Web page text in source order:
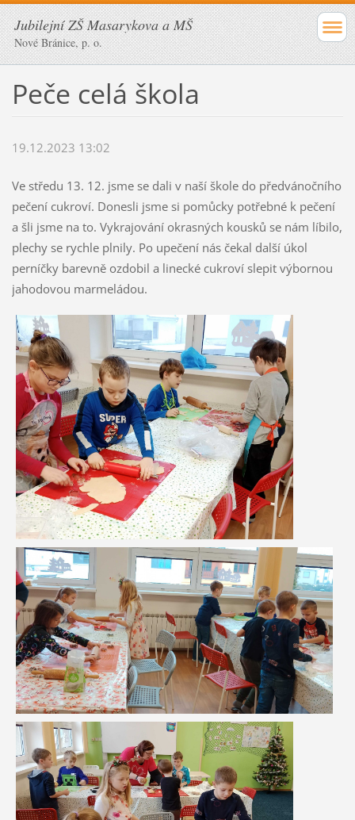
Jubilejní ZŠ Masarykova a MŠ
Nové Bránice, p. o.
Peče celá škola
19.12.2023 13:02
Ve středu 13. 12. jsme se dali v naší škole do předvánočního
pečení cukroví. Donesli jsme si pomůcky potřebné k pečení
a šli jsme na to. Vykrajování okrasných kousků se nám líbilo,
plechy se rychle plnily. Po upečení nás čekal další úkol
perníčky barevně ozdobil a linecké cukroví slepit výbornou
jahodovou marmeládou.